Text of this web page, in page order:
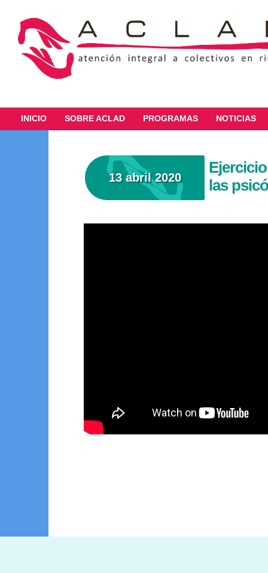
INICIO SOBRE ACLAD PROGRAMAS NOTICIAS
13 abril 2020
las